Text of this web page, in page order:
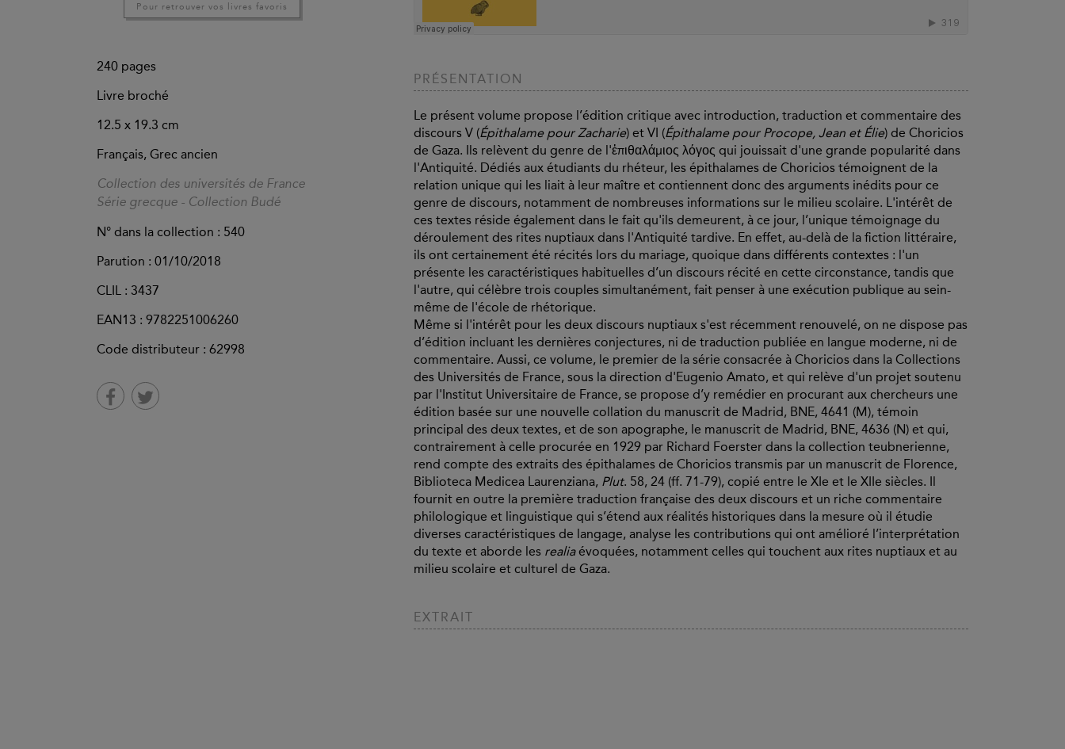
Pour retrouver vos livres favoris
240 pages
Livre broché
12.5 x 19.3 cm
Français, Grec ancien
Collection des universités de France
Série grecque - Collection Budé
N° dans la collection : 540
Parution : 01/10/2018
CLIL : 3437
EAN13 : 9782251006260
Code distributeur : 62998
PRÉSENTATION
Le présent volume propose l’édition critique avec introduction, traduction et commentaire des
discours V (Épithalame pour Zacharie) et VI (Épithalame pour Procope, Jean et Élie) de Choricios
de Gaza. Ils relèvent du genre de l'ἐπιθαλάμιος λόγος qui jouissait d'une grande popularité dans
l'Antiquité. Dédiés aux étudiants du rhéteur, les épithalames de Choricios témoignent de la
relation unique qui les liait à leur maître et contiennent donc des arguments inédits pour ce
genre de discours, notamment de nombreuses informations sur le milieu scolaire. L'intérêt de
ces textes réside également dans le fait qu'ils demeurent, à ce jour, l’unique témoignage du
déroulement des rites nuptiaux dans l'Antiquité tardive. En effet, au-delà de la fiction littéraire,
ils ont certainement été récités lors du mariage, quoique dans différents contextes : l'un
présente les caractéristiques habituelles d’un discours récité en cette circonstance, tandis que
l'autre, qui célèbre trois couples simultanément, fait penser à une exécution publique au sein-
même de l'école de rhétorique.
Même si l'intérêt pour les deux discours nuptiaux s'est récemment renouvelé, on ne dispose pas
d’édition incluant les dernières conjectures, ni de traduction publiée en langue moderne, ni de
commentaire. Aussi, ce volume, le premier de la série consacrée à Choricios dans la Collections
des Universités de France, sous la direction d'Eugenio Amato, et qui relève d'un projet soutenu
par l'Institut Universitaire de France, se propose d’y remédier en procurant aux chercheurs une
édition basée sur une nouvelle collation du manuscrit de Madrid, BNE, 4641 (M), témoin
principal des deux textes, et de son apographe, le manuscrit de Madrid, BNE, 4636 (N) et qui,
contrairement à celle procurée en 1929 par Richard Foerster dans la collection teubnerienne,
rend compte des extraits des épithalames de Choricios transmis par un manuscrit de Florence,
Biblioteca Medicea Laurenziana, Plut. 58, 24 (ff. 71-79), copié entre le XIe et le XIIe siècles. Il
fournit en outre la première traduction française des deux discours et un riche commentaire
philologique et linguistique qui s’étend aux réalités historiques dans la mesure où il étudie
diverses caractéristiques de langage, analyse les contributions qui ont amélioré l’interprétation
du texte et aborde les realiaévoquées, notamment celles qui touchent aux rites nuptiaux et au
milieu scolaire et culturel de Gaza.
EXTRAIT